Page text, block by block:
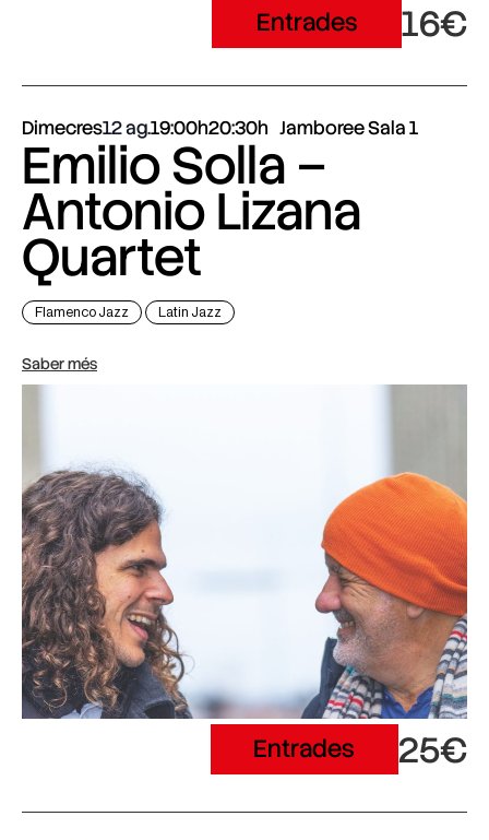
Entrades 16€
Dimecres12 ag.19:00h20:30h Jamboree Sala 1
Emilio Solla –
Antonio Lizana
Quartet
Flamenco Jazz Latin Jazz
Saber més
Entrades 25€